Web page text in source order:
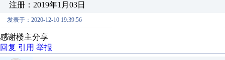
注册：2019年1月03日
发表于：2020-12-10 19:39:56
感谢楼主分享
回复 引用 举报